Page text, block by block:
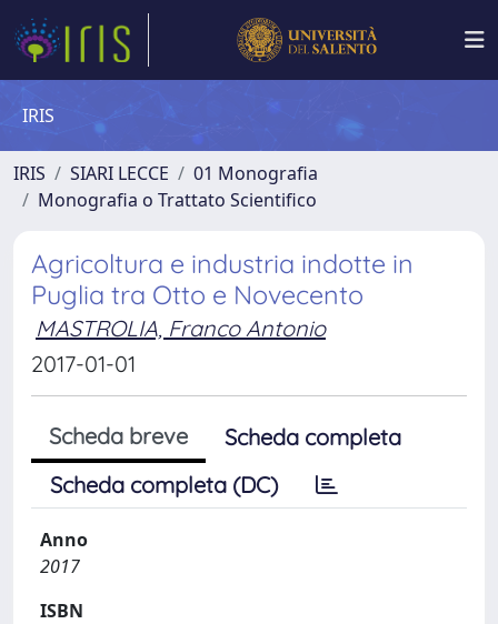
IRIS
IRIS SIARI LECCE
01 Monografia
Monografia o Trattato Scientifico
Agricoltura e industria indotte in
Puglia tra Otto e Novecento
MASTROLIA, Franco Antonio
2017-01-01
Scheda breve
Scheda completa
Scheda completa (DC)
Anno
2017
ISBN